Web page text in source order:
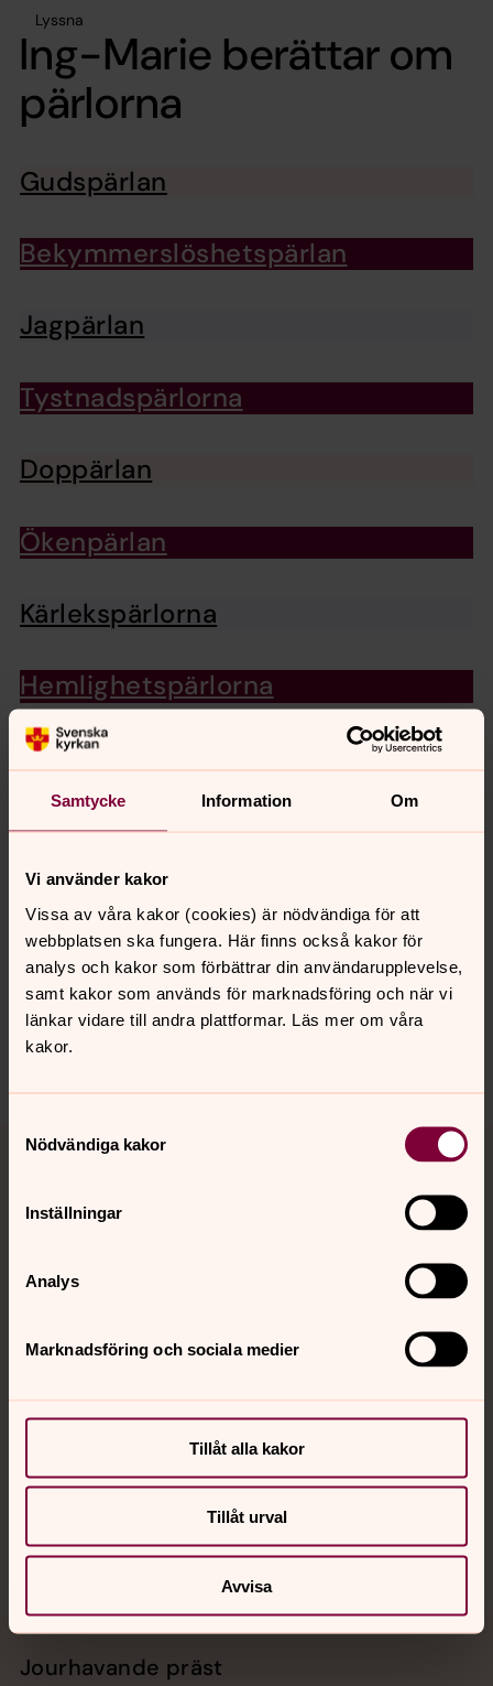
Samtycke Information Om
Vi använder kakor
Vissa av våra kakor (cookies) är nödvändiga för att
webbplatsen ska fungera. Här finns också kakor för
analys och kakor som förbättrar din användarupplevelse,
samt kakor som används för marknadsföring och när vi
länkar vidare till andra plattformar. Läs mer om våra
kakor.
Nödvändiga kakor
Inställningar
Analys
Marknadsföring och sociala medier
Tillåt alla kakor
Tillåt urval
Avvisa
Lyssna
Ing-Marie berättar om
pärlorna
Gudspärlan
Bekymmerslöshetspärlan
Jagpärlan
Tystnadspärlorna
Doppärlan
Ökenpärlan
Kärlekspärlorna
Hemlighetspärlorna
Nattens pärla
Uppståndelsepärlan
Senast ändrad 3 juni 2021
Synpunkter eller frågor på sidans
innehåll?
mansarp.forsamling@svenskakyrkan.se
Tillbaka till toppen
Tillbaka till innehållet
Hitta snabbt
Sociala kanaler
Jourhavande präst